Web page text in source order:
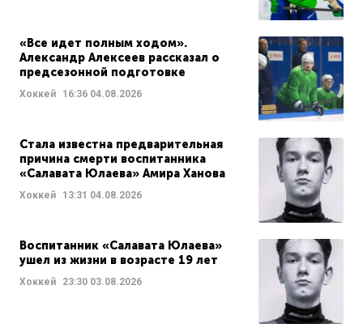
«Все идет полным ходом».
Александр Алексеев рассказал о
предсезонной подготовке
Хоккей 16:36 04.08.2026
Стала известна предварительная
причина смерти воспитанника
«Салавата Юлаева» Амира Ханова
Хоккей 13:31 04.08.2026
Воспитанник «Салавата Юлаева»
ушел из жизни в возрасте 19 лет
Хоккей 23:30 03.08.2026